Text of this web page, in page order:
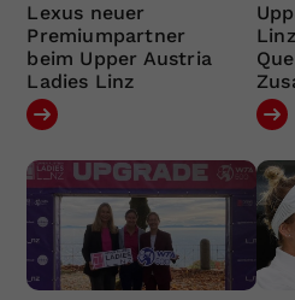
Lexus neuer
Premiumpartner
beim Upper Austria
Ladies Linz